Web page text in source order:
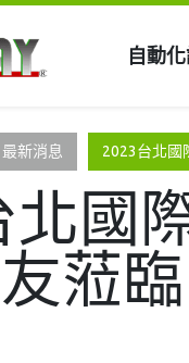
自動
最新消息 2023台北國
國
蒞